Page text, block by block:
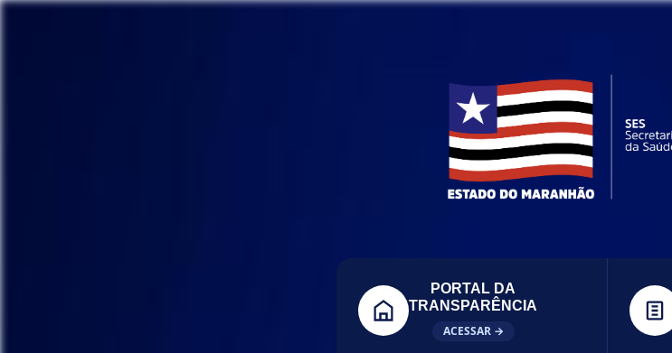
PORTAL DA
TRANSPARÊNCIA
ACESSAR →